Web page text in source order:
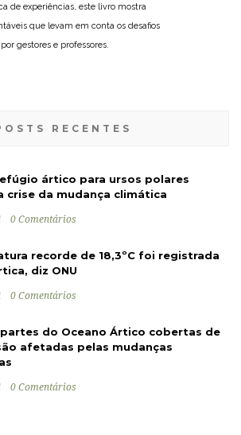
de experiências, este livro mostra
que levam em conta os desafios
gestores e professores.
RECENTES
ártico para ursos polares
crise da mudança climática
0 Comentários
recorde de 18,3ºC foi registrada
diz ONU
0 Comentários
do Oceano Ártico cobertas de
afetadas pelas mudanças
0 Comentários